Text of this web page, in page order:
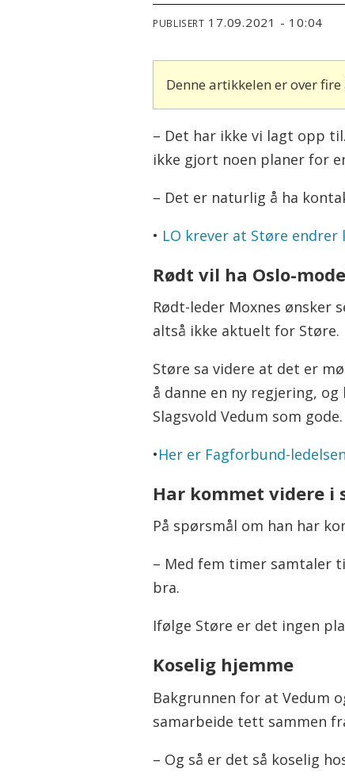
PUBLISERT 17.09.2021 - 10:04
Denne artikkelen er over
– Det har ikke vi lagt opp
ikke gjort noen planer for
– Det er naturlig å ha
• LO krever at Støre endrer
Rødt vil ha Oslo-
Rødt-leder Moxnes ønsker
altså ikke aktuelt for Støre.
Støre sa videre at det er
å danne en ny regjering,
Slagsvold Vedum som gode.
•Her er Fagforbund-
Har kommet videre i
På spørsmål om han har
– Med fem timer samtaler
bra.
Ifølge Støre er det ingen
Koselig hjemme
Bakgrunnen for at Vedum
samarbeide tett sammen
– Og så er det så koselig